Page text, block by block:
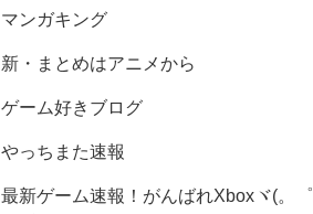
マンガキング
新・まとめはアニメから
ゲーム好きブログ
やっちまた速報
最新ゲーム速報！がんばれXboxヾ(。゜